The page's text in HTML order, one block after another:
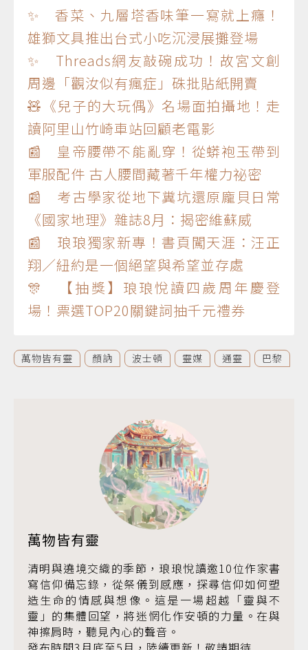
✨ 香菜、九層塔香味筆一寫就上癮！
雄獅文具推出台式小吃沉浸展攤登場
✨ Threads網友敲碗成功！故宮文創
周邊「觀汝似有瘋症」硃批貼紙開賣
🧸《兒子的大玩偶》名場面拍攝地！走
讀阿里山竹崎車站回顧老電影
📰 皇帝腰帶不能亂穿！從蟒袍玉帶到
軍服配件 古人腰間藏著千年權力祕密
📰 考古學家從地下糞坑還原龐貝日常
《國家地理》雜誌8月：揭密維蘇威
📰 琅琅獨家新專！書頁闖天涯：汪正
翔／紐約是一個絕望與希望並存處
🎊 【抽獎】琅琅悅讀四歲周年慶登
場！票選TOP20關鍵詞抽千元禮券
萬物皆有靈 顏訥 波士頓 靈媒 通靈 巴黎
萬物皆有靈
清明與遶境交織的季節，琅琅悅讀邀10位作家書
寫信仰備忘錄，從祭儀到感應，探尋信仰如何塑
造生命的情感與想像。這是一場超越「靈與不
靈」的集體回望，將迷惘化作安頓的力量。在與
神擦肩時，聽見內心的聲音。